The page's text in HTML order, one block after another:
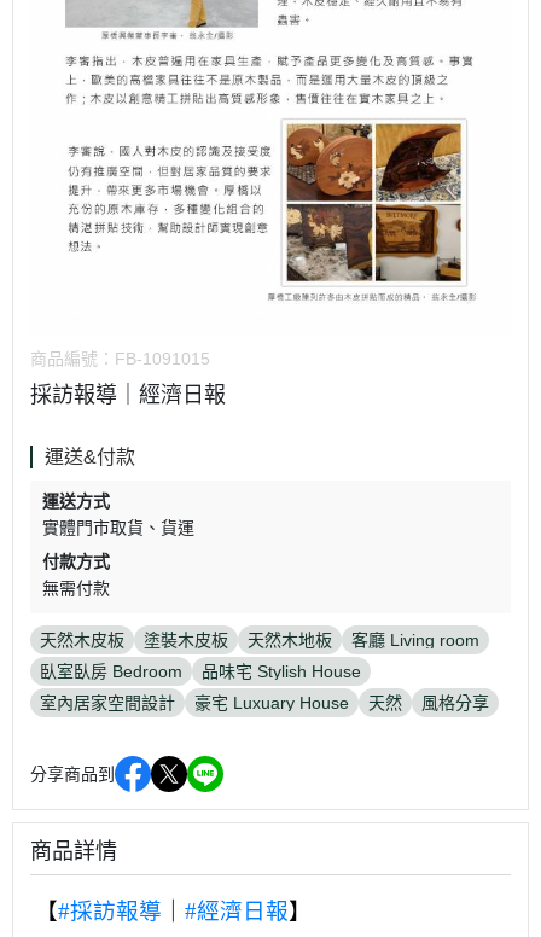
商品編號： FB-1091015
採訪報導｜經濟日報
運送&付款
運送方式
實體門市取貨
貨運
付款方式
無需付款
天然木皮板 塗裝木皮板 天然木地板
客廳 Living room
臥室臥房 Bedroom
品味宅 Stylish House
室內居家空間設計
豪宅 Luxuary House 天然 風格分享
分享商品到
商品詳情
【#採訪報導 #經濟日報】